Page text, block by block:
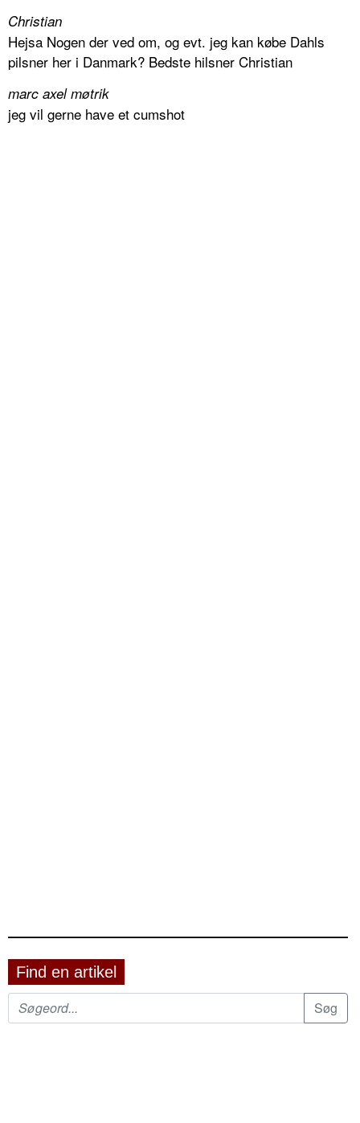
Christian
Hejsa Nogen der ved om, og evt. jeg kan købe Dahls
pilsner her i Danmark? Bedste hilsner Christian
marc axel møtrik
jeg vil gerne have et cumshot
Find en artikel